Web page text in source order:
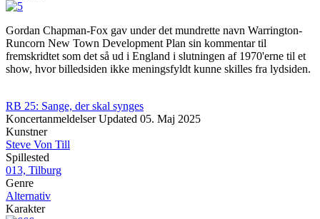
Gordan Chapman-Fox gav under det mundrette navn Warrington-
Runcorn New Town Development Plan sin kommentar til
fremskridtet som det så ud i England i slutningen af 1970'erne til et
show, hvor billedsiden ikke meningsfyldt kunne skilles fra lydsiden.
RB 25: Sange, der skal synges
Koncertanmeldelser Updated 05. Maj 2025
Kunstner
Steve Von Till
Spillested
013, Tilburg
Genre
Alternativ
Karakter